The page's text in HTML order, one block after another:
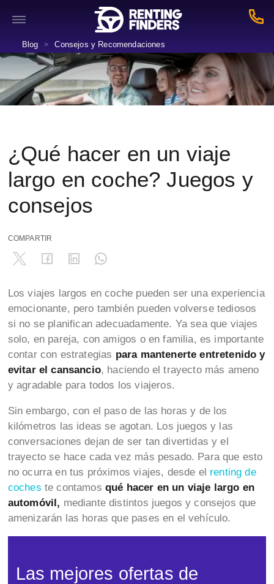
Blog > Consejos y Recomendaciones
¿Qué hacer en un viaje
largo en coche​? Juegos y
consejos
COMPARTIR
Los viajes largos en coche pueden ser una experiencia
emocionante, pero también pueden volverse tediosos
si no se planifican adecuadamente. Ya sea que viajes
solo, en pareja, con amigos o en familia, es importante
contar con estrategias para mantenerte entretenido y
evitar el cansancio, haciendo el trayecto más ameno
y agradable para todos los viajeros.
Sin embargo, con el paso de las horas y de los
kilómetros las ideas se agotan. Los juegos y las
conversaciones dejan de ser tan divertidas y el
trayecto se hace cada vez más pesado. Para que esto
no ocurra en tus próximos viajes, desde el renting de
coches te contamos qué hacer en un viaje largo en
automóvil, mediante distintos juegos y consejos que
amenizarán las horas que pases en el vehículo.
Las mejores ofertas de